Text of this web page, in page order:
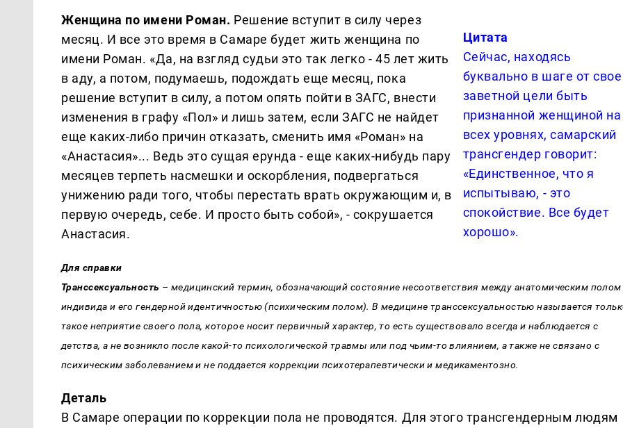
Цитата
Сейчас, находясь
буквально в шаге от
заветной цели быть
признанной женщиной на
всех уровнях, самарский
трансгендер говорит:
«Единственное, что я
испытываю, - это
спокойствие. Все будет
хорошо».
Женщина по имени Роман. Решение вступит в силу через
месяц. И все это время в Самаре будет жить женщина по
имени Роман. «Да, на взгляд судьи это так легко - 45 лет жить
в аду, а потом, подумаешь, подождать еще месяц, пока
решение вступит в силу, а потом опять пойти в ЗАГС, внести
изменения в графу «Пол» и лишь затем, если ЗАГС не найдет
еще каких-либо причин отказать, сменить имя «Роман» на
«Анастасия»... Ведь это сущая ерунда - еще каких-нибудь пару
месяцев терпеть насмешки и оскорбления, подвергаться
унижению ради того, чтобы перестать врать окружающим и, в
первую очередь, себе. И просто быть собой», - сокрушается
Анастасия.
Для справки
Транссексуальность – медицинский термин, обозначающий состояние несоответствия между анатомическим полом
индивида и его гендерной идентичностью (психическим полом). В медицине транссексуальностью называется
такое неприятие своего пола, которое носит первичный характер, то есть существовало всегда и наблюдается с
детства, а не возникло после какой-то психологической травмы или под чьим-то влиянием, а также не связано с
психическим заболеванием и не поддается коррекции психотерапевтически и медикаментозно.
Деталь
В Самаре операции по коррекции пола не проводятся. Для этого трансгендерным людям